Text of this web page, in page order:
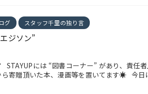
グ スタッフ千里の独り言
ジソン”
STAYUPには “図書コーナー” があり、責任
寄贈頂いた本、漫画等を置いてます☀️ 今日